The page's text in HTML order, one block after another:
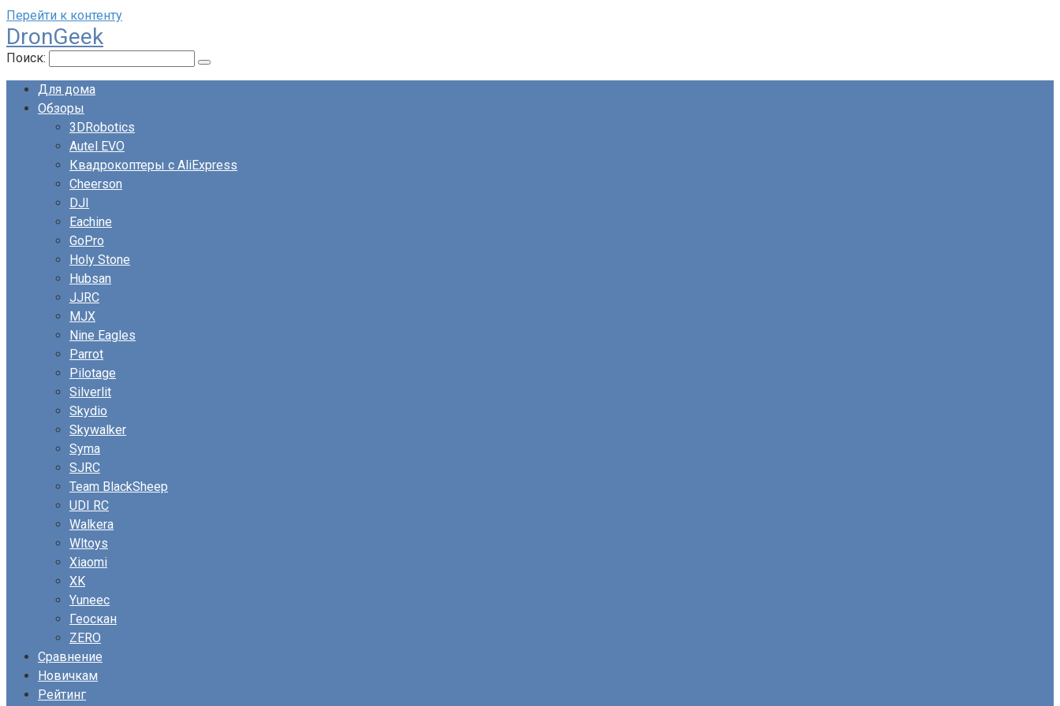
Перейти к контенту
DronGeek
Поиск:
Для дома
Обзоры
3DRobotics
Autel EVO
Квадрокоптеры с AliExpress
Cheerson
DJI
Eachine
GoPro
Holy Stone
Hubsan
JJRC
MJX
Nine Eagles
Parrot
Pilotage
Silverlit
Skydio
Skywalker
Syma
SJRC
Team BlackSheep
UDI RC
Walkera
Wltoys
Xiaomi
XK
Yuneec
Геоскан
ZERO
Сравнение
Новичкам
Рейтинг